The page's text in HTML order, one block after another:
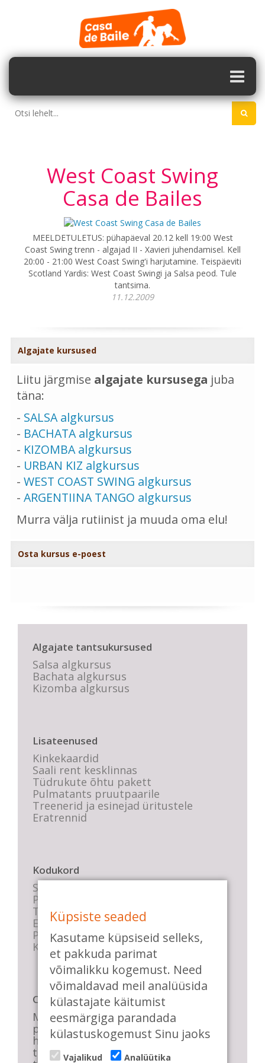
West Coast Swing
Casa de Bailes
MEELDETULETUS: pühapäeval 20.12 kell 19:00 West
Coast Swing trenn - algajad II - Xavieri juhendamisel. Kell
20:00 - 21:00 West Coast Swing'i harjutamine. Teispäeviti
Scotland Yardis: West Coast Swingi ja Salsa peod. Tule
tantsima.
11.12.2009
Algajate kursused
Liitu järgmise algajate kursusega juba
täna:
- SALSA algkursus
- BACHATA algkursus
- KIZOMBA algkursus
- URBAN KIZ algkursus
- WEST COAST SWING algkursus
- ARGENTIINA TANGO algkursus
Murra välja rutiinist ja muuda oma elu!
Osta kursus e-poest
Algajate tantsukursused
Salsa algkursus
Bachata algkursus
Kizomba algkursus
Lisateenused
Kinkekaardid
Saali rent kesklinnas
Tüdrukute õhtu pakett
Pulmatants pruutpaarile
Treenerid ja esinejad üritustele
Eratrennid
Kodukord
Stuudio sisekord
Privaatsustingimused
Tasemete kirjeldused
E-poe tingimused
Parkimise info
KKK
Casa de Baile
Me pühendume lõbusale olemisele,
positiivsele seltskonnale ja
huvitavatele ning kasulikele
tantsudele. Kui mõnes meie
Küpsiste seaded
Kasutame küpsiseid selleks,
et pakkuda parimat
võimalikku kogemust. Need
võimaldavad meil analüüsida
külastajate käitumist
eesmärgiga parandada
külastuskogemust Sinu jaoks
Vajalikud Analüütika